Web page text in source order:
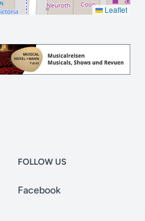
Leaflet
FOLLOW US
Facebook